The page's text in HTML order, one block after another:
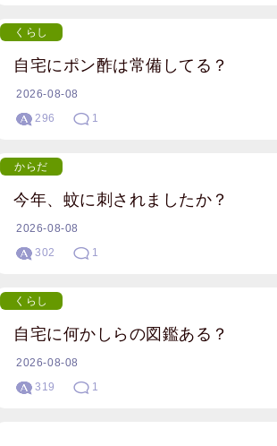
自宅にポン酢は常備してる？
くらし
2026-08-08
296
1
今年、蚊に刺されましたか？
からだ
2026-08-08
302
1
自宅に何かしらの図鑑ある？
くらし
2026-08-08
319
1